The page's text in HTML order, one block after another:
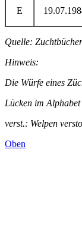
E
Quelle:
Hinweis:
Die Würfe eines
Lücken im
verst.: Welpen
Oben